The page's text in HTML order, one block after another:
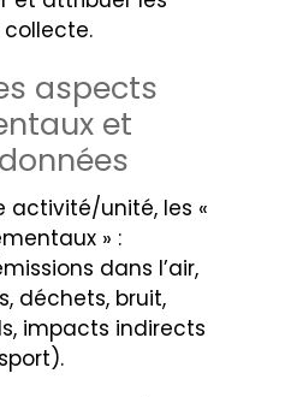
aspects
et
activité/unité, les «
» :
dans l’air,
déchets, bruit,
impacts indirects